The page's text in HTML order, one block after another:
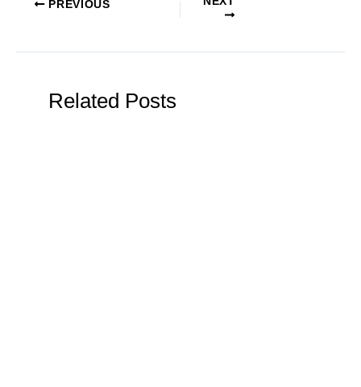
PREVIOUS
Related Posts